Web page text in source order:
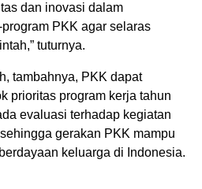
dan inovasi dalam
PKK agar selaras
tuturnya.
tambahnya, PKK dapat
prioritas program kerja tahun
evaluasi terhadap kegiatan
gerakan PKK mampu
keluarga di Indonesia.